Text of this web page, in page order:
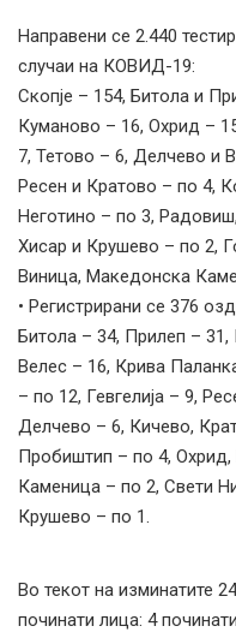
Направени се 2.440
случаи на КОВИД-19:
Скопје – 154, Битола и
Куманово – 16, Охрид –
7, Тетово – 6, Делчево и
Ресен и Кратово – по 4,
Неготино – по 3,
Хисар и Крушево – по 2,
Виница, Македонска
• Регистрирани сe 376
Битола – 34, Прилеп –
Велес – 16, Крива
– по 12, Гевгелија – 9,
Делчево – 6, Кичево,
Пробиштип – по 4,
Каменица – по 2, Свети
Крушево – по 1.
Во текот на изминатите
починати лица: 4